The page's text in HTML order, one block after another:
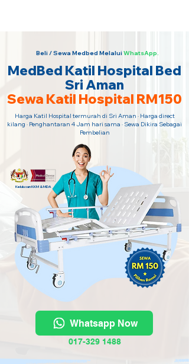
Beli / Sewa Medbed Melalui WhatsApp.
MedBed Katil Hospital Bed
Sri Aman
Sewa Katil Hospital RM150
Harga Katil Hospital termurah di Sri Aman · Harga direct
kilang · Penghantaran 4 Jam hari sama · Sewa Dikira Sebagai
Pembelian
Kelulusan KKM & MDA
Whatsapp Now
017-329 1488